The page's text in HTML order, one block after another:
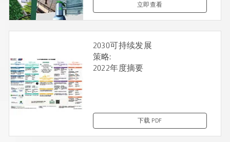
立即查看
2030可持续发展
策略:
2022年度摘要
下载 PDF